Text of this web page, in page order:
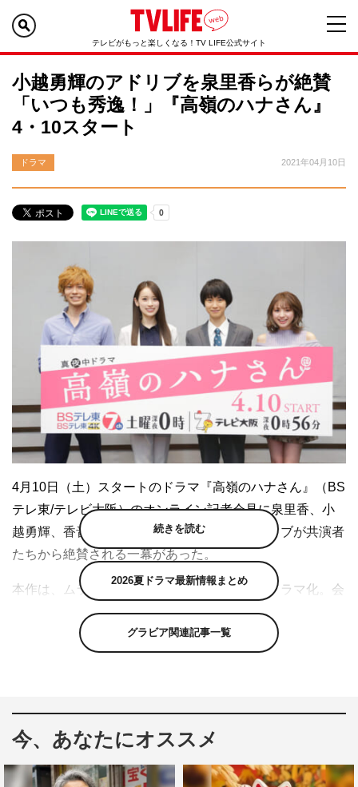
テレビがもっと楽しくなる！TV LIFE公式サイト
小越勇輝のアドリブを泉里香らが絶賛
「いつも秀逸！」『高嶺のハナさん』
4・10スタート
ドラマ 2021年04月10日
4月10日（土）スタートのドラマ『高嶺のハナさん』（BS
テレ東/テレビ大阪）のオンライン記者会見に泉里香、小
越勇輝、香音、猪塚健太が登壇。小越のアドリブが共演者
たちから絶賛される一幕があった。
本作は、ムラタコウジの同名人気コミックをドラマ化。会
社では高嶺の花として一目置かれているバリキャリOL・
高嶺花（泉）が､年下のダメ社員・弱木強（小越）に超ピ
ュアに恋してしまうオフィスラブコメディ。
「心を開放しなければならなかったところ。皆さんから受
けた言葉やお芝居を深く考えずに素直にそのまま返せるか
いろんな考えが入ってきてしまうので難しかったです」と
続きを読む
2026夏ドラマ最新情報まとめ
グラビア関連記事一覧
今、あなたにオススメ